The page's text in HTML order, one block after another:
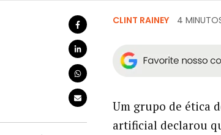
CLINT RAINEY 4
Um grupo de ética
artificial declarou